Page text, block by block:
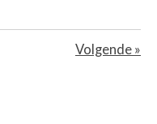
Volgende »